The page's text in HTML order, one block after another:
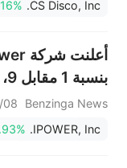
CS Disco, Inc.
بنسبة 1 مقابل 9، اعتبارًا من 7 أغسطس.
Benzinga News
IPOWER, Inc.